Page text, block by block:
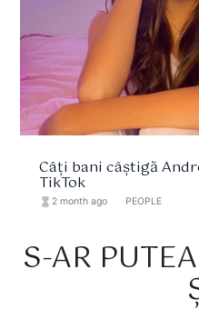
Câți bani câștigă
TikTok
hourglass_full 2 month ago PEOPLE
S-AR